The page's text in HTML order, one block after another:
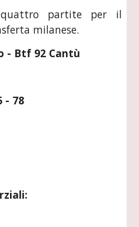
partite per il
milanese.
- Btf 92 Cantù
- 78